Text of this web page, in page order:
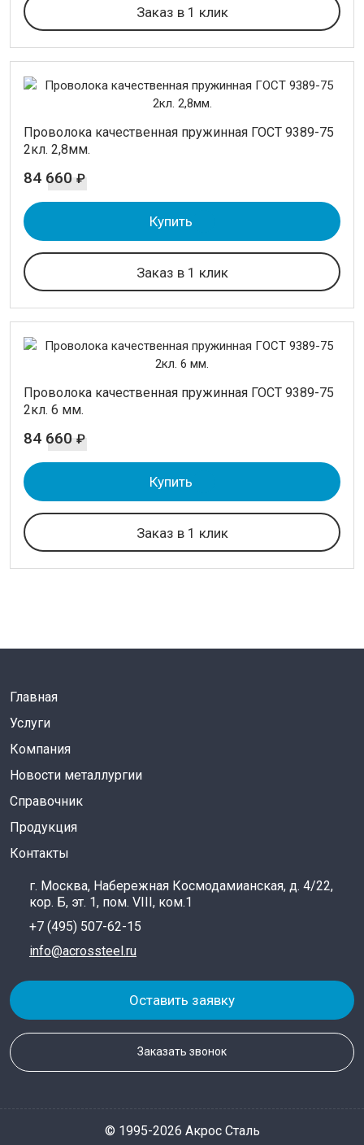
Заказ в 1 клик
Проволока качественная пружинная ГОСТ 9389-75
2кл. 2,8мм.
84 660 ₽
Купить
Заказ в 1 клик
Проволока качественная пружинная ГОСТ 9389-75
2кл. 6 мм.
84 660 ₽
Купить
Заказ в 1 клик
Главная
Услуги
Компания
Новости металлургии
Справочник
Продукция
Контакты
г. Москва, Набережная Космодамианская, д. 4/22,
кор. Б, эт. 1, пом. VIII, ком.1
+7 (495) 507-62-15
info@acrossteel.ru
Оставить заявку
Заказать звонок
© 1995-2026 Акрос Сталь